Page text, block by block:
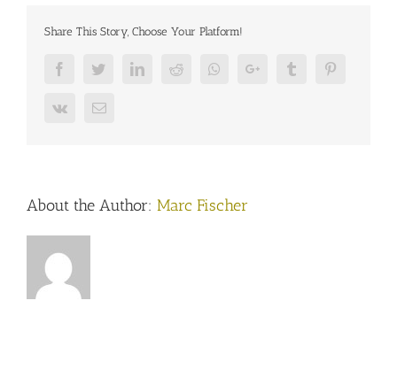
Share This Story, Choose Your Platform!
FacebookTwitterLinkedInReddit WhatsappGoogle+ Tumblr
Vk Email
About the Author: Marc Fischer